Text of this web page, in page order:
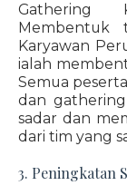
Gathering
Membentuk
Karyawan
ialah
Semua
dan
sadar dan
dari tim yang
3. Peningkatan